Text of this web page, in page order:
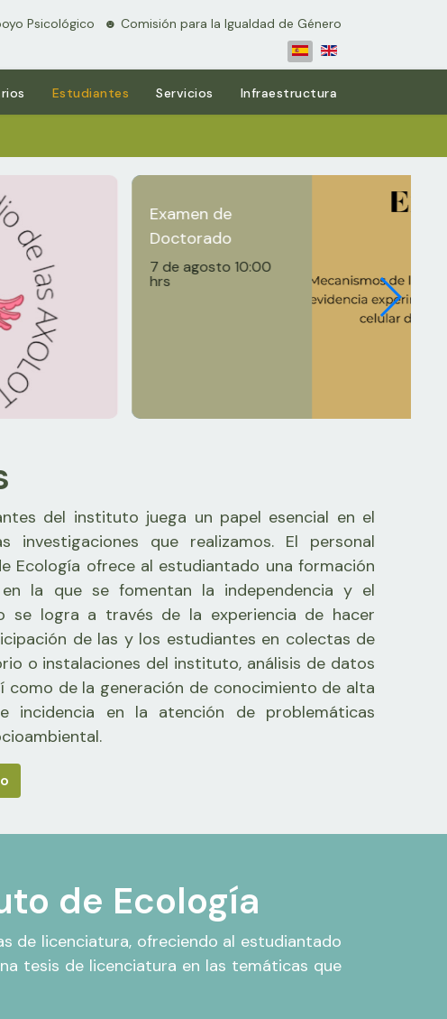
Psicológico ⠀☻ Comisión para la Igualdad de Género
Estudiantes Servicios Infraestructura
Examen de
Doctorado
7 de agosto 10:00
del instituto juega un papel esencial en el
investigaciones que realizamos. El personal
Ecología ofrece al estudiantado una formación
la que se fomentan la independencia y el
se logra a través de la experiencia de hacer
de las y los estudiantes en colectas de
o instalaciones del instituto, análisis de datos
como de la generación de conocimiento de alta
incidencia en la atención de problemáticas
de Ecología
de licenciatura, ofreciendo al estudiantado
tesis de licenciatura en las temáticas que